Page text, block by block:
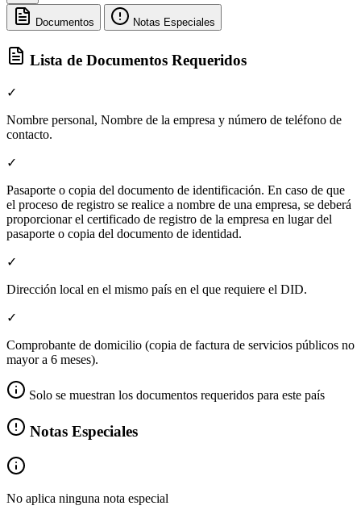
Documentos Notas Especiales
Lista de Documentos Requeridos
✓
Nombre personal, Nombre de la empresa y número de teléfono de
contacto.
✓
Pasaporte o copia del documento de identificación. En caso de que
el proceso de registro se realice a nombre de una empresa, se deberá
proporcionar el certificado de registro de la empresa en lugar del
pasaporte o copia del documento de identidad.
✓
Dirección local en el mismo país en el que requiere el DID.
✓
Comprobante de domicilio (copia de factura de servicios públicos no
mayor a 6 meses).
Solo se muestran los documentos requeridos para este país
Notas Especiales
No aplica ninguna nota especial